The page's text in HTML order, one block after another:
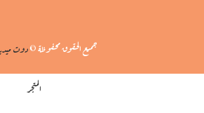
جميع الحقوق محفوظة ©دوت
المتجر